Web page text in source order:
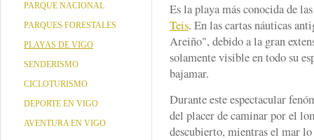
PARQUE NACIONAL
PARQUES FORESTALES
PLAYAS DE VIGO
SENDERISMO
CICLOTURISMO
DEPORTE EN VIGO
AVENTURA EN VIGO
Es la playa más conocida de
Teis. En las cartas náuticas
Areiño", debido a la gran
solamente visible en todo su
bajamar.
Durante este espectacular
del placer de caminar por el
descubierto, mientras el mar lo